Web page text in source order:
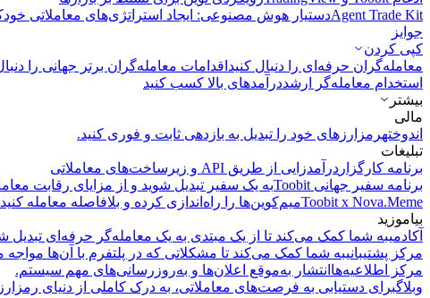
Agent Trade Kitدستیار هوش مصنوعی: ایجاد استراتژی‌های معاملاتی
جوایز
کپی‌ کردن
معامله‌گران حرفه‌ای را دنبال کنید اقدامات معامله‌گران برتر جهانی را
استخدام معامله‌گر ارشددرآمد‌های بالا کسب کنید
بیشتر
مالی
اندوختهرمزارزهای خود را تبدیل به بازدهی ثابت و فوری کنید.
تبلیغات
برنامه کارگزار درآمدزایی از طریق API و زیرساخت‌های معاملاتی
برنامه سفیر جهانی Toobit
به یک سفیر تبدیل شوید و از مزایای رقابت
Toobit x Nova.Memeمیم‌کوین‌ها را راه‌اندازی کرده و بلافاصله معامله کنید
بیاموزید
آکادمیبه شما کمک می‌کند تا از یک مبتدی به یک معامله‌گر حرفه‌ای تبدیل
مرکز پشتیبانیبه شما کمک می‌کند تا مشکلاتی که در پلتفرم با آن‌ها
مرکز اطلاعیه‌ها انتشار به‌موقع اعلان‌ها و به‌روزرسانی‌های مهم سیستم.
وبلاگبرای دستیابی به فرصت‌های معاملاتی، به درک کاملی از دنیای